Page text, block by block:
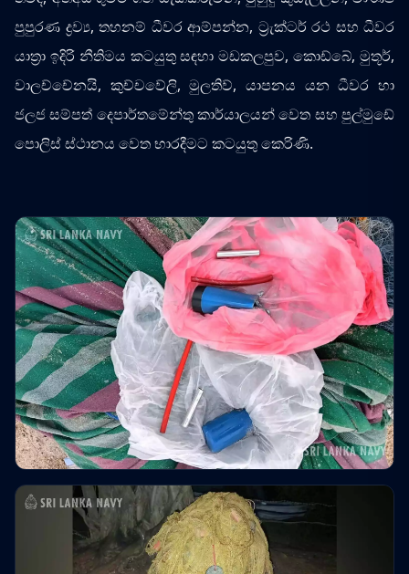
පුපුරණ ද්‍රව්‍ය, තහනම් ධීවර ආම්පන්න, ට්‍රැක්ටර් රථ සහ ධීවර
යාත්‍රා ඉදිරි නීතිමය කටයුතු සඳහා මඩකලපුව, කොඩ්බේ, මුතූර්,
වාලච්චේනයි, කුච්චවේලි, මුලතිව්, යාපනය යන ධීවර හා
ජලජ සම්පත් දෙපාර්තමේන්තු කාර්යාලයන් වෙත සහ පුල්මුඩේ
පොලිස් ස්ථානය වෙත භාරදීමට කටයුතු කෙරිණි.